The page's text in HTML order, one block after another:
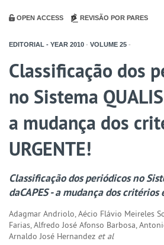
OPEN ACCESS REVISÃO POR PARES
EDITORIAL - YEAR 2010 - VOLUME 25 -
Classificação dos
no Sistema
a mudança dos
URGENTE!
Classificação dos periódicos no
daCAPES - a mudança dos critérios
Adagmar Andriolo, Aécio Flávio Meireles
Farias, Alfredo José Afonso Barbosa,
Arnaldo José Hernandez et al